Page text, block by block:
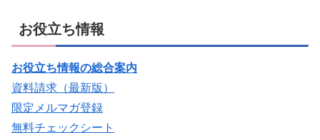
お役立ち情報
お役立ち情報の総合案内
資料請求（最新版）
限定メルマガ登録
無料チェックシート